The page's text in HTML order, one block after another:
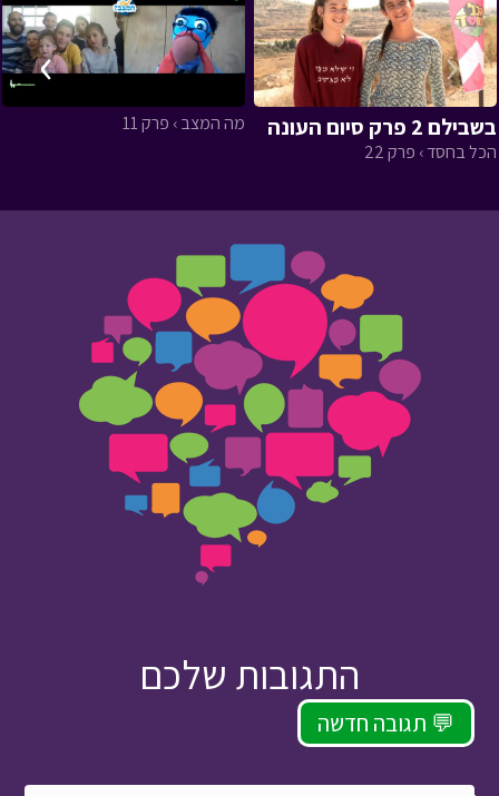
בשבילם 2 פרק סיום העונה
הכל בחסד › פרק 22
מה המצב › פרק 11
‹
›
התגובות שלכם
תגובה חדשה 💬